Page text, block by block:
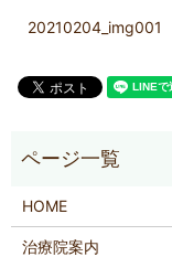
20210204_img001
HOME
治療院案内